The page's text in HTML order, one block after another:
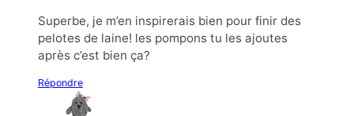
Superbe, je m’en inspirerais bien pour finir des
pelotes de laine! les pompons tu les ajoutes
après c’est bien ça?
Répondre